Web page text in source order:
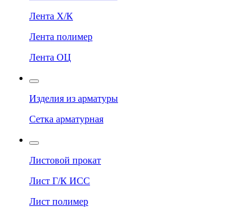
Лента Х/К
Лента полимер
Лента ОЦ
Изделия из арматуры
Сетка арматурная
Листовой прокат
Лист Г/К ИСС
Лист полимер